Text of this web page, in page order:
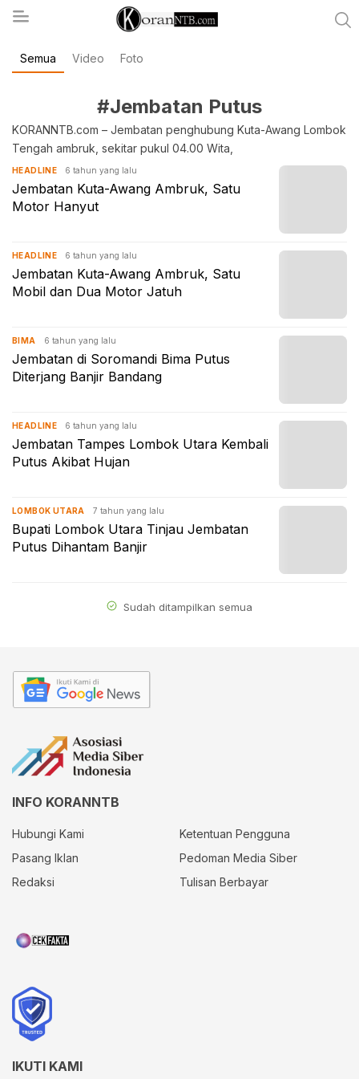
koranntb.com
Semua Video Foto
#Jembatan Putus
KORANNTB.com – Jembatan penghubung Kuta-Awang Lombok
Tengah ambruk, sekitar pukul 04.00 Wita,
HEADLINE 6 tahun yang lalu
Jembatan Kuta-Awang Ambruk, Satu
Motor Hanyut
HEADLINE 6 tahun yang lalu
Jembatan Kuta-Awang Ambruk, Satu
Mobil dan Dua Motor Jatuh
BIMA 6 tahun yang lalu
Jembatan di Soromandi Bima Putus
Diterjang Banjir Bandang
HEADLINE 6 tahun yang lalu
Jembatan Tampes Lombok Utara Kembali
Putus Akibat Hujan
LOMBOK UTARA 7 tahun yang lalu
Bupati Lombok Utara Tinjau Jembatan
Putus Dihantam Banjir
Sudah ditampilkan semua
INFO KORANNTB
Hubungi Kami
Ketentuan Pengguna
Pasang Iklan
Pedoman Media Siber
Redaksi
Tulisan Berbayar
IKUTI KAMI